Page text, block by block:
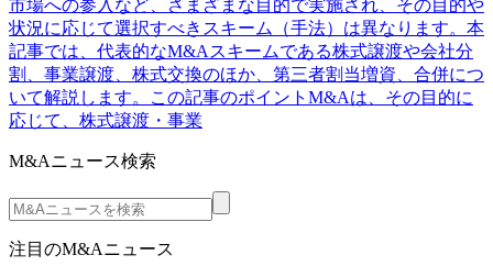
市場への参入など、さまざまな目的で実施され、その目的や
状況に応じて選択すべきスキーム（手法）は異なります。本
記事では、代表的なM&Aスキームである株式譲渡や会社分
割、事業譲渡、株式交換のほか、第三者割当増資、合併につ
いて解説します。この記事のポイントM&Aは、その目的に
応じて、株式譲渡・事業
M&Aニュース検索
注目のM&Aニュース